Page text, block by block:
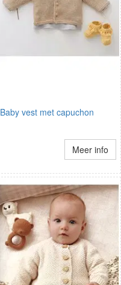
Baby vest met capuchon
Meer info